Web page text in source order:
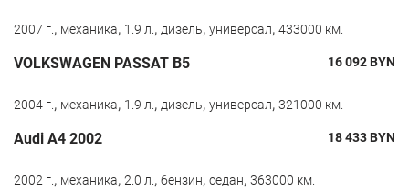
2007 г., механика, 1.9 л., дизель, универсал, 433000 км.
VOLKSWAGEN PASSAT B5 16 092BYN
2004 г., механика, 1.9 л., дизель, универсал, 321000 км.
Audi A4 2002 18 433BYN
2002 г., механика, 2.0 л., бензин, седан, 363000 км.